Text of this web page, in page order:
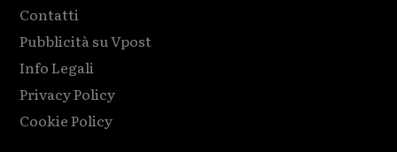
Contatti
Pubblicità su Vpost
Info Legali
Privacy Policy
Cookie Policy